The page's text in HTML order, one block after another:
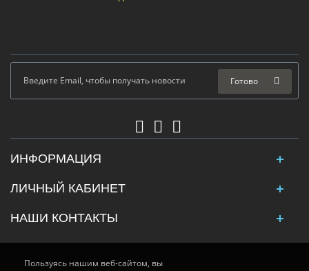
Готово
ИНФОРМАЦИЯ
ЛИЧНЫЙ КАБИНЕТ
НАШИ КОНТАКТЫ
Пользуясь нашим веб-сайтом, вы